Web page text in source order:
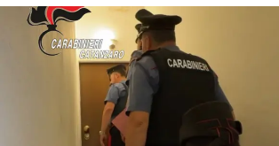
Attualità
Economia e lavoro
Italia Mondo